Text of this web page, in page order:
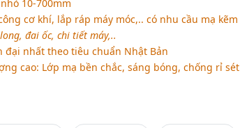
10-700mm
cơ khí, lắp ráp máy móc,.. có nhu cầu mạ kẽm
đai ốc, chi tiết máy,..
nhất theo tiêu chuẩn Nhật Bản
cao: Lớp mạ bền chắc, sáng bóng, chống rỉ sét